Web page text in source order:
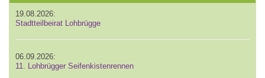
19.08.2026:
Stadtteilbeirat Lohbrügge
06.09.2026:
11. Lohbrügger Seifenkistenrennen